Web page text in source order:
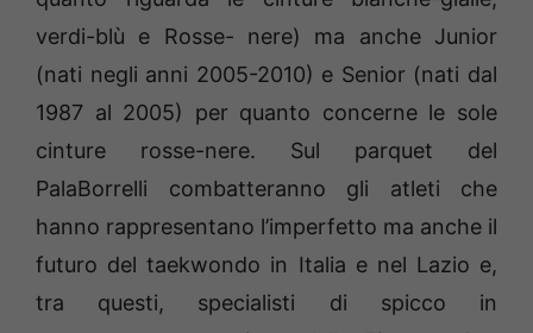
verdi-blù e Rosse- nere) ma anche Junior
(nati negli anni 2005-2010) e Senior (nati dal
1987 al 2005) per quanto concerne le sole
cinture rosse-nere. Sul parquet del
PalaBorrelli combatteranno gli atleti che
hanno rappresentano l’imperfetto ma anche il
futuro del taekwondo in Italia e nel Lazio e,
tra questi, specialisti di spicco in